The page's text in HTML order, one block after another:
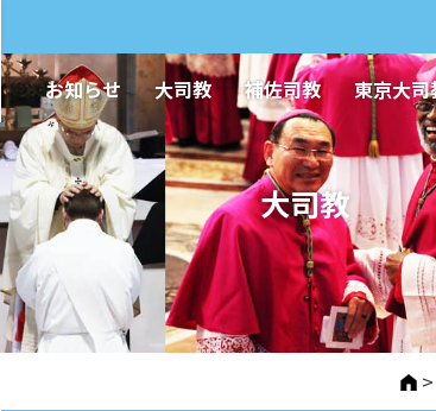
お知らせ 大司教 補佐司教 東京大司
大司教
>